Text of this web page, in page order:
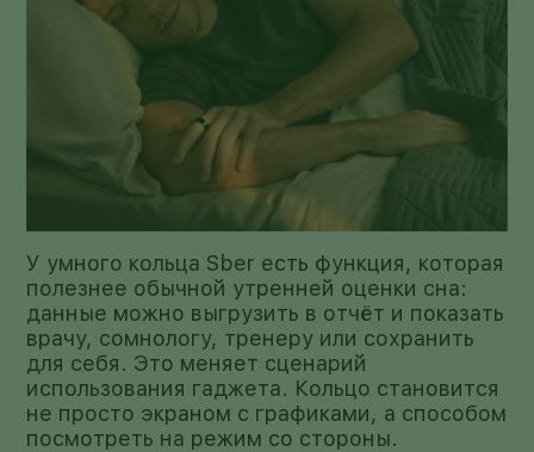
У умного кольца Sber есть функция, которая
полезнее обычной утренней оценки сна:
данные можно выгрузить в отчёт и показать
врачу, сомнологу, тренеру или сохранить
для себя. Это меняет сценарий
использования гаджета. Кольцо становится
не просто экраном с графиками, а способом
посмотреть на режим со стороны.